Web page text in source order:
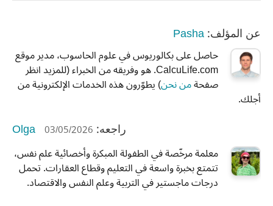
عن المؤلف: Pasha
حاصل على بكالوريوس في علوم الحاسوب، مدير موقع
CalcuLife.com. هو وفريقه من الخبراء (للمزيد انظر
صفحةمن نحن) يطوّرون هذه الخدمات الإلكترونية من
أجلك.
راجعه: Olga 03/05/2026
معلمة مرخّصة في الطفولة المبكرة وأخصائية علم نفس،
تتمتع بخبرة واسعة في التعليم وقطاع العقارات. تحمل
درجات ماجستير في التربية وعلم النفس والاقتصاد.